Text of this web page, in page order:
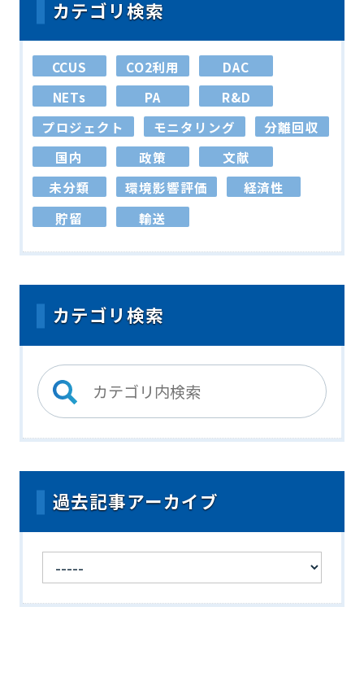
カテゴリ検索
CCUS CO2利用
DAC
NETs
PA
R&D
プロジェクト
モニタリング
分離回収
国内
政策
文献
未分類
環境影響評価
経済性
貯留
輸送
カテゴリ検索
過去記事アーカイブ